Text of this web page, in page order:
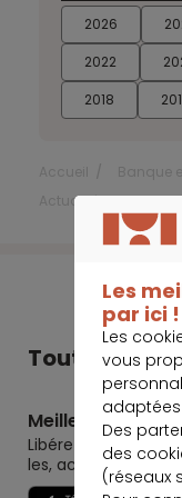
2026
2022
2018
Actualités Banque
Tout
Meilleurtaux
Libérez le potentiel
les, accomplissez-
Les
par ici !
Les
vous
Des
des
(réseaux